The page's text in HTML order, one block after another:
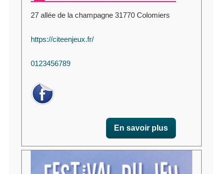
27 allée de la champagne 31770 Colomiers
https://citeenjeux.fr/
0123456789
En savoir plus